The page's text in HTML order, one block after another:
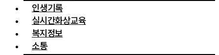
인생기록
실시간화상교육
복지정보
소통